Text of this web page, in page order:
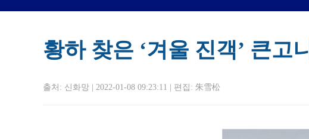
황하 찾은 ‘겨울 진객’ 큰고니
출처: 신화망 | 2022-01-08 09:23:11 | 편집: 朱雪松